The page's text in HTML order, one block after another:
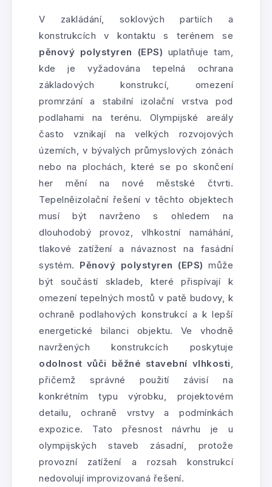
V zakládání, soklových partiích a
konstrukcích v kontaktu s terénem se
pěnový polystyren (EPS) uplatňuje tam,
kde je vyžadována tepelná ochrana
základových konstrukcí, omezení
promrzání a stabilní izolační vrstva pod
podlahami na terénu. Olympijské areály
často vznikají na velkých rozvojových
územích, v bývalých průmyslových zónách
nebo na plochách, které se po skončení
her mění na nové městské čtvrti.
Tepelněizolační řešení v těchto objektech
musí být navrženo s ohledem na
dlouhodobý provoz, vlhkostní namáhání,
tlakové zatížení a návaznost na fasádní
systém. Pěnový polystyren (EPS) může
být součástí skladeb, které přispívají k
omezení tepelných mostů v patě budovy, k
ochraně podlahových konstrukcí a k lepší
energetické bilanci objektu. Ve vhodně
navržených konstrukcích poskytuje
odolnost vůči běžné stavební vlhkosti,
přičemž správné použití závisí na
konkrétním typu výrobku, projektovém
detailu, ochraně vrstvy a podmínkách
expozice. Tato přesnost návrhu je u
olympijských staveb zásadní, protože
provozní zatížení a rozsah konstrukcí
nedovolují improvizovaná řešení.